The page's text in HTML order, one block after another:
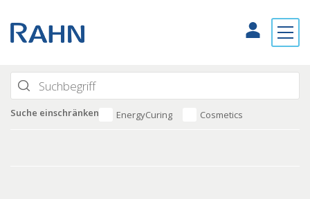
Suche einschränken EnergyCuring Cosmetics